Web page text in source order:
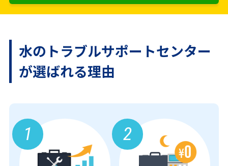
水のトラブルサポートセンター
が選ばれる理由
1 2